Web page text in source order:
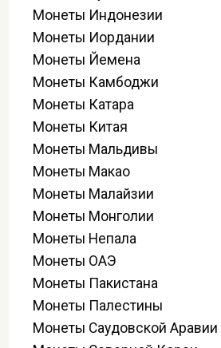
Монеты Индонезии
Монеты Иордании
Монеты Йемена
Монеты Камбоджи
Монеты Катара
Монеты Китая
Монеты Мальдивы
Монеты Макао
Монеты Малайзии
Монеты Монголии
Монеты Непала
Монеты ОАЭ
Монеты Пакистана
Монеты Палестины
Монеты Саудовской Аравии